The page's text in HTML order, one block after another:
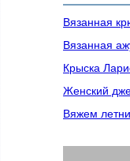
Вязанная
Вязанная
Крыска
Женский
Вяжем